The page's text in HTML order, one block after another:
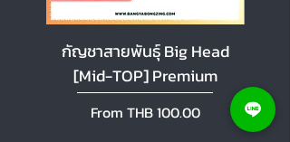
กัญชาสายพันธุ์ Big Head
[Mid-TOP] Premium
From THB 100.00
Sale Price